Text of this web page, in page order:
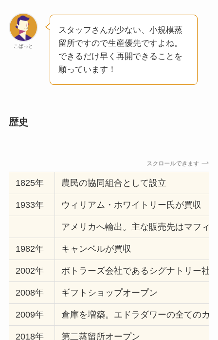
こばっと
スタッフさんが少ない、小規模蒸
留所ですので生産優先ですよね。
できるだけ早く再開できることを
願っています！
歴史
スクロールできます
1825年 農民の協同組合として設立
1933年 ウィリアム・ホワイトリー氏が買収
アメリカへ輸出。主な販売先はマフィ
1982年 キャンベルが買収
2002年 ボトラーズ会社であるシグナトリー社
2008年 ギフトショップオープン
2009年 倉庫を増築。エドラダワーの全てのカ
2018年 第二蒸留所オープン